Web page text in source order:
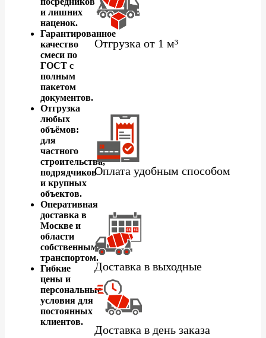
и лишних
наценок.
Гарантированное
качество
смеси по
ГОСТ с
полным
пакетом
документов.
Отгрузка
любых
объёмов:
для
частного
строительства,
подрядчиков
и крупных
объектов.
Оперативная
доставка в
Москве и
области
собственным
транспортом.
Гибкие
цены и
персональные
условия для
постоянных
клиентов.
Отгрузка от 1 м³
Оплата удобным способом
Доставка в выходные
Доставка в день заказа